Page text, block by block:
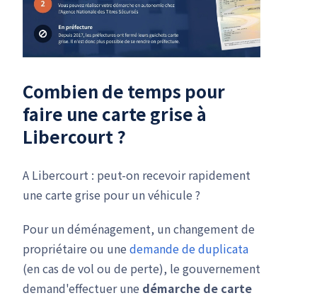
Combien de temps pour
faire une carte grise à
Libercourt ?
A Libercourt : peut-on recevoir rapidement
une carte grise pour un véhicule ?
Pour un déménagement, un changement de
propriétaire ou une demande de duplicata
(en cas de vol ou de perte), le gouvernement
demand'effectuer une démarche de carte